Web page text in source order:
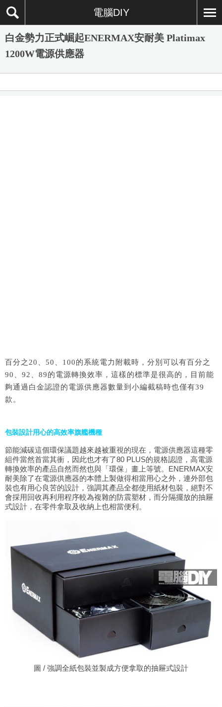
電腦DIY
白金勢力正式崛起ENERMAX安耐美 Platimax
1200W電源供應器
百分之20、50、100的系統電力附載時，分別可以有百分之
90、92、89的電源轉換效率，這樣的標準是很高的，目前能
夠通過白金認證的電源供應器數量到小編截稿時也僅有39
款。
包裝設計用心的高效率旗艦機種
節能減碳這個環保議題越來越被重視的現在，電源供應器這種零
組件當然首當其衝，因此也才有了80 PLUS的規格認證，高電源
轉換效率的產品自然而然也與「環保」畫上等號。ENERMAX安
耐美除了在電源供應器的本體上製做得相當用心之外，連外部包
裝也有用心良苦的設計，強調其產品全都使用紙材包裝，絕對不
會採用回收再利用程序較為複雜的防震塑材，而分隔擺放的抽屜
式設計，在零件拿取及收納上也相當便利。
圖 / 強調全紙包裝並製成方便拿取的抽屜式設計